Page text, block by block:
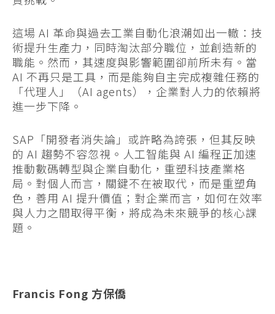
這場 AI 革命與過去工業自動化浪潮如出一轍：技
術提升生產力，同時淘汰部分職位，並創造新的
職能。然而，其速度與影響範圍卻前所未有。當
AI 不再只是工具，而是能夠自主完成複雜任務的
「代理人」（AI agents），企業對人力的依賴將
進一步下降。
SAP「開發者消失論」或許略為誇張，但其反映
的 AI 趨勢不容忽視。人工智能與 AI 編程正加速
推動數碼轉型與企業自動化，重塑科技產業格
局。對個人而言，關鍵不在被取代，而是重塑角
色，善用 AI 提升價值；對企業而言，如何在效率
與人力之間取得平衡，將成為未來競爭的核心課
題。
Francis Fong 方保僑